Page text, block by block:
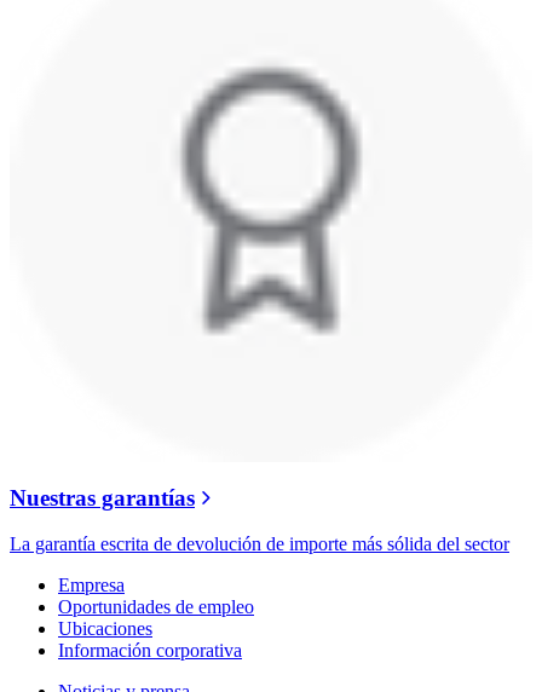
Nuestras garantías
La garantía escrita de devolución de importe más sólida del sector
Empresa
Oportunidades de empleo
Ubicaciones
Información corporativa